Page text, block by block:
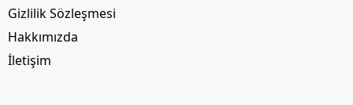
Gizlilik Sözleşmesi
Hakkımızda
İletişim